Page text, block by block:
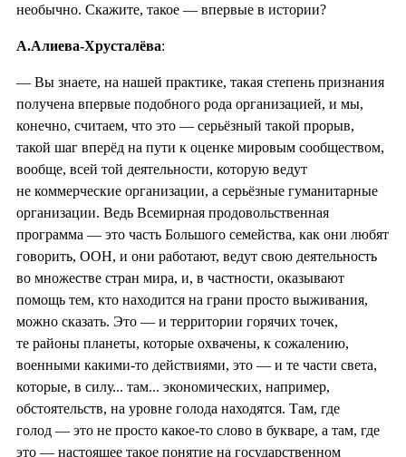
необычно. Скажите, такое — впервые в истории?
А.Алиева-Хрусталёва:
— Вы знаете, на нашей практике, такая степень признания
получена впервые подобного рода организацией, и мы,
конечно, считаем, что это — серьёзный такой прорыв,
такой шаг вперёд на пути к оценке мировым сообществом,
вообще, всей той деятельности, которую ведут
не коммерческие организации, а серьёзные гуманитарные
организации. Ведь Всемирная продовольственная
программа — это часть Большого семейства, как они любят
говорить, ООН, и они работают, ведут свою деятельность
во множестве стран мира, и, в частности, оказывают
помощь тем, кто находится на грани просто выживания,
можно сказать. Это — и территории горячих точек,
те районы планеты, которые охвачены, к сожалению,
военными какими-то действиями, это — и те части света,
которые, в силу... там... экономических, например,
обстоятельств, на уровне голода находятся. Там, где
голод — это не просто какое-то слово в букваре, а там, где
это — настоящее такое понятие на государственном